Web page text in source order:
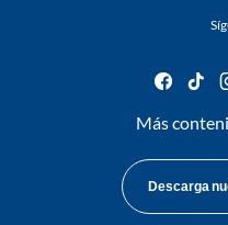
Más
Descarga